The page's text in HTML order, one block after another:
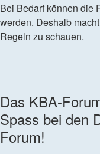
Bei Bedarf können die
werden. Deshalb
Regeln zu schauen.
Das KBA-
Spass bei den
Forum!